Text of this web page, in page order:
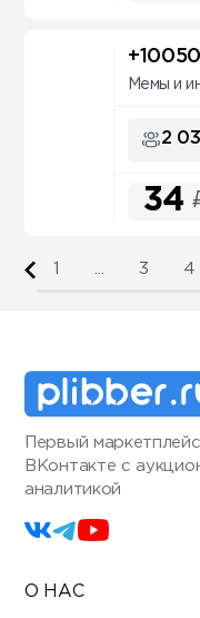
Мемы и
2
34
3 4
Первый
ВКонтакте с
аналитикой
О НАС